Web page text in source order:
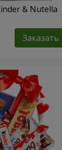
& Nutella
Заказать